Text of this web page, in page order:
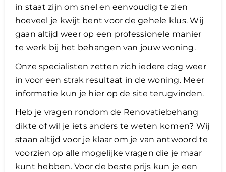
in staat zijn om snel en eenvoudig te zien
hoeveel je kwijt bent voor de gehele klus. Wij
gaan altijd weer op een professionele manier
te werk bij het behangen van jouw woning.
​Onze specialisten zetten zich iedere dag weer
in voor een strak resultaat in de woning. Meer
informatie kun je hier op de site terugvinden.
Heb je vragen rondom de Renovatiebehang
dikte of wil je iets anders te weten komen? Wij
staan altijd voor je klaar om je van antwoord te
voorzien op alle mogelijke vragen die je maar
kunt hebben. Voor de beste prijs kun je een